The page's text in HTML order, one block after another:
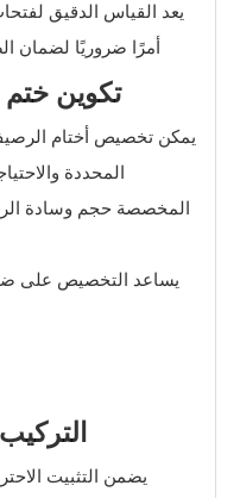
يعد القياس الدقيق
أمرًا ضروريًا لضمان
تكوين
يمكن تخصيص أختام
المحددة
المخصصة حجم وسادة
يساعد التخصيص على
يضمن التثبيت